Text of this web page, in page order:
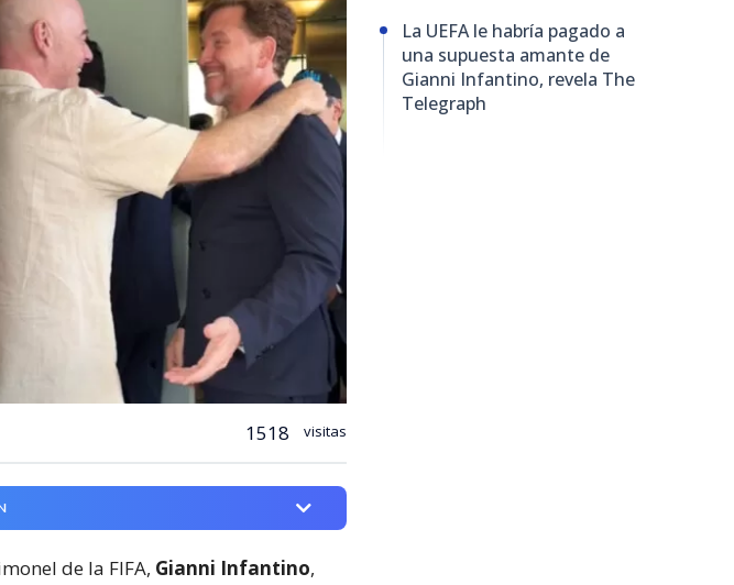
1518 visitas
de la FIFA, Gianni Infantino,
La UEFA le habría pagado a
una supuesta amante de
Gianni Infantino, revela The
Telegraph